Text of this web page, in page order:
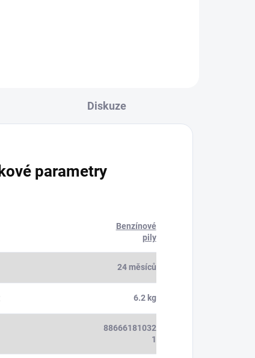
Diskuze
parametry
Benzínové
pily
24 měsíců
6.2 kg
88666181032
1